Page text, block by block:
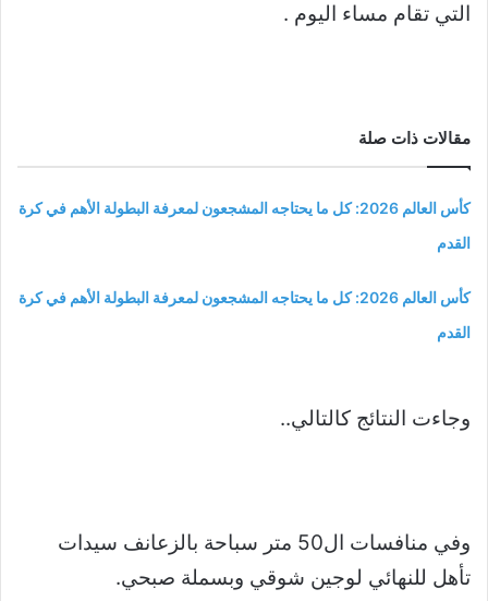
التي تقام مساء اليوم .
مقالات ذات صلة
كأس العالم 2026: كل ما يحتاجه المشجعون لمعرفة البطولة الأهم في كرة
القدم
كأس العالم 2026: كل ما يحتاجه المشجعون لمعرفة البطولة الأهم في كرة
القدم
وجاءت النتائج كالتالي..
وفي منافسات ال50 متر سباحة بالزعانف سيدات
تأهل للنهائي لوجين شوقي وبسملة صبحي.